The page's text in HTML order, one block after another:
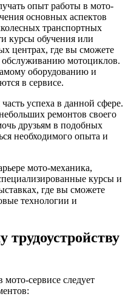
опыт работы в мото-
основных аспектов
транспортных
курсы обучения или
центрах, где вы сможете
мотоциклов.
оборудованию и
в сервисе.
успеха в данной сфере.
ремонтов своего
друзьям в подобных
необходимого опыта и
мото-механика,
курсы и
где вы сможете
технологии и
мото-сервисе следует